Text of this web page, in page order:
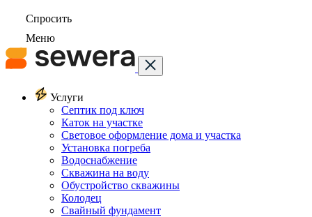
Спросить
Меню
Услуги
Септик под ключ
Каток на участке
Световое оформление дома и участка
Установка погреба
Водоснабжение
Скважина на воду
Обустройство скважины
Колодец
Свайный фундамент